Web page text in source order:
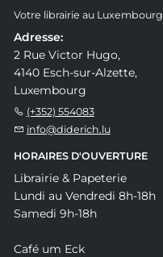
Votre librairie au Luxembourg
Adresse:
2 Rue Victor Hugo,
4140 Esch-sur-Alzette,
Luxembourg
(+352) 554083
info@diderich.lu
HORAIRES D'OUVERTURE
Librairie & Papeterie
Lundi au Vendredi 8h-18h
Samedi 9h-18h
Café um Eck